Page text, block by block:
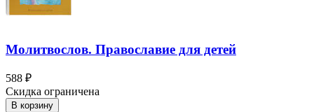
Молитвослов. Православие для детей
588 ₽
Скидка ограничена
В корзину